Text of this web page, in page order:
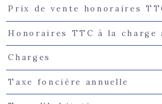
Caractéristiques Valeurs
Prix de vente honoraires
Honoraires TTC à la charge
Charges
Taxe foncière annuelle